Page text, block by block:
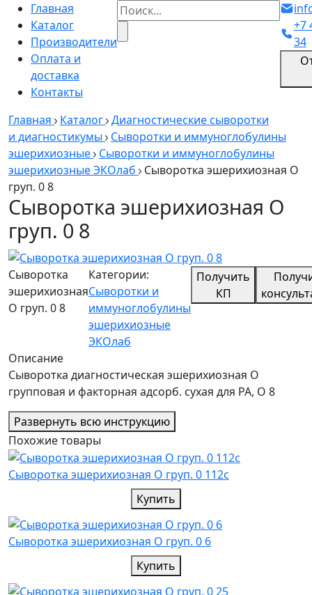
Главная
Каталог
Производители
Оплата и
доставка
Контакты
+7
34
Главная Каталог Диагностические сыворотки
и диагностикумы
Сыворотки и иммуноглобулины
эшерихиозные Сыворотки и иммуноглобулины
эшерихиозные ЭКОлаб
Cыворотка эшерихиозная О
груп. 0 8
Cыворотка эшерихиозная О
груп. 0 8
Cыворотка
эшерихиозная
О груп. 0 8
Категории:
Сыворотки и
иммуноглобулины
эшерихиозные
ЭКОлаб
Получить
КП
Описание
Сыворотка диагностическая эшерихиозная О
групповая и факторная адсорб. сухая для РА, О 8
Развернуть всю инструкцию
Похожие товары
Cыворотка эшерихиозная О груп. 0 112c
Купить
Cыворотка эшерихиозная О груп. 0 6
Купить